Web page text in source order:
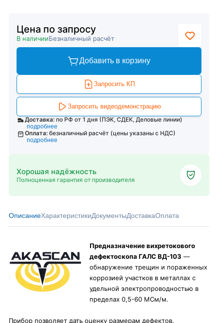
Цена по запросу
В наличииБезналичный расчёт
Добавить в корзину
Запросить КП
Запросить видеодемонстрацию
Доставка: по РФ от 1 дня (ПЭК, СДЕК, Деловые линии)
подробнее
Оплата: безналичный расчёт (цены указаны с НДС)
подробнее
Хорошая надёжность
Полноценная гарантия от производителя
ОписаниеХарактеристикиДокументыДоставкаОплата
Предназначение вихретокового
дефектоскопа ГАЛС ВД-103 —
обнаружение трещин и пораженных
коррозией участков в металлах с
удельной электропроводностью в
пределах 0,5-60 МСм/м.
Прибор позволяет дать оценку размерам дефектов.